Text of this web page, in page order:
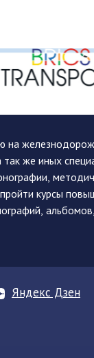
на
так же иных
курсы
Яндекс Дзен